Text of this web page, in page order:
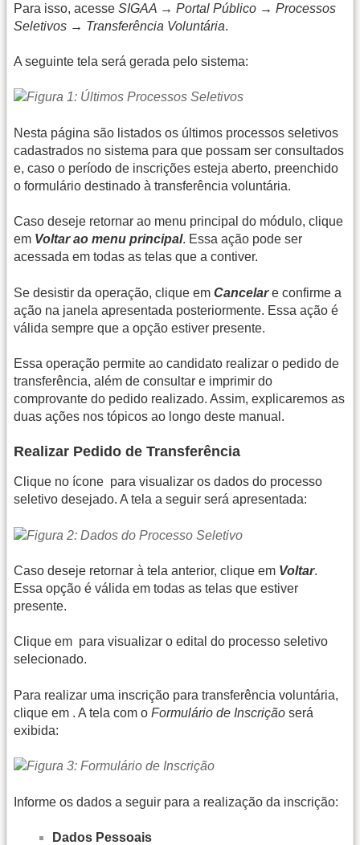
Para isso, acesse SIGAA → Portal Público → Processos
Seletivos → Transferência Voluntária.
A seguinte tela será gerada pelo sistema:
Nesta página são listados os últimos processos seletivos
cadastrados no sistema para que possam ser consultados
e, caso o período de inscrições esteja aberto, preenchido
o formulário destinado à transferência voluntária.
Caso deseje retornar ao menu principal do módulo, clique
em Voltar ao menu principal. Essa ação pode ser
acessada em todas as telas que a contiver.
Se desistir da operação, clique em Cancelare confirme a
ação na janela apresentada posteriormente. Essa ação é
válida sempre que a opção estiver presente.
Essa operação permite ao candidato realizar o pedido de
transferência, além de consultar e imprimir do
comprovante do pedido realizado. Assim, explicaremos as
duas ações nos tópicos ao longo deste manual.
Realizar Pedido de Transferência
Clique no ícone para visualizar os dados do processo
seletivo desejado. A tela a seguir será apresentada:
Caso deseje retornar à tela anterior, clique em Voltar.
Essa opção é válida em todas as telas que estiver
presente.
Clique em para visualizar o edital do processo seletivo
selecionado.
Para realizar uma inscrição para transferência voluntária,
clique em . A tela com o Formulário de Inscrição será
exibida:
Informe os dados a seguir para a realização da inscrição:
Dados Pessoais